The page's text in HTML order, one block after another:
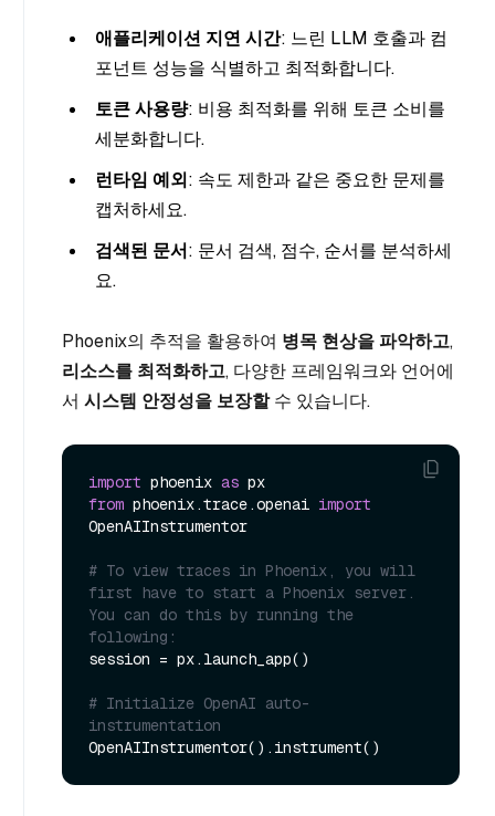
애플리케이션 지연 시간: 느린 LLM 호출과 컴
포넌트 성능을 식별하고 최적화합니다.
토큰 사용량: 비용 최적화를 위해 토큰 소비를
세분화합니다.
런타임 예외: 속도 제한과 같은 중요한 문제를
캡처하세요.
검색된 문서: 문서 검색, 점수, 순서를 분석하세
요.
Phoenix의 추적을 활용하여 병목 현상을 파악하고,
리소스를 최적화하고, 다양한 프레임워크와 언어에
서 시스템 안정성을 보장할수 있습니다.
import phoenix as
from phoenix.trace.openai import
OpenAIInstrumentor
# To view traces in Phoenix, you will
first have to start a Phoenix server.
You can do this by running the
following:
session = px.launch_app()
# Initialize OpenAI auto-
instrumentation